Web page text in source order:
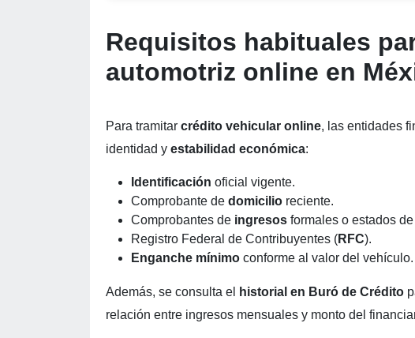
Requisitos habituales
automotriz online en
Para tramitar crédito vehicular online, las entidades
identidad y estabilidad económica:
Identificación oficial vigente.
Comprobante de domicilio reciente.
Comprobantes de ingresos formales o estados
Registro Federal de Contribuyentes (RFC).
Enganche mínimo conforme al valor del vehículo.
Además, se consulta el historial en Buró de Crédito
relación entre ingresos mensuales y monto del